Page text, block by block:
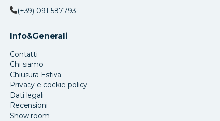
(+39) 091 587793
Info&Generali
Contatti
Chi siamo
Chiusura Estiva
Privacy e cookie policy
Dati legali
Recensioni
Show room